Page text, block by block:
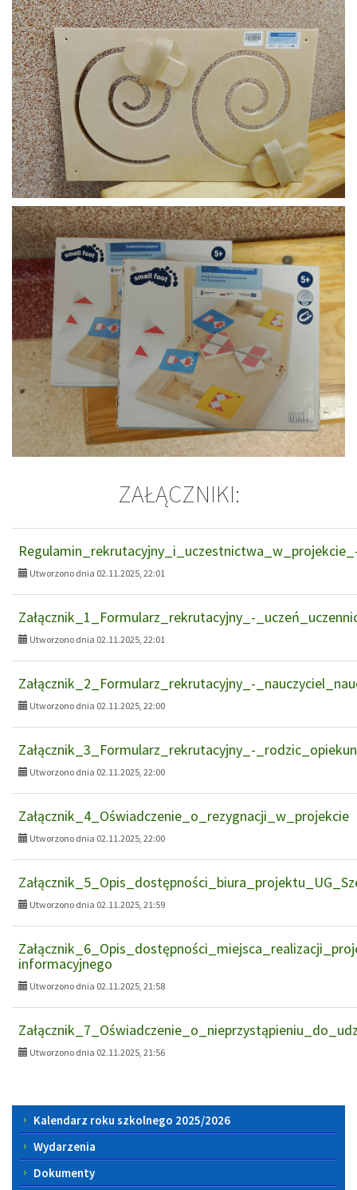
ZAŁĄCZNIKI:
Utworzono dnia 02.11.2025, 22:01
Załącznik_1_Formularz_rekrutacyjny_-
Utworzono dnia 02.11.2025, 22:01
Załącznik_2_Formularz_rekrutacyjny_-
Utworzono dnia 02.11.2025, 22:00
Załącznik_3_Formularz_rekrutacyjny_-
Utworzono dnia 02.11.2025, 22:00
Załącznik_4_Oświadczenie_o_rezygnacji_w_projekcie
Utworzono dnia 02.11.2025, 22:00
Utworzono dnia 02.11.2025, 21:59
informacyjnego
Utworzono dnia 02.11.2025, 21:58
Utworzono dnia 02.11.2025, 21:56
Menu
boczne
Kalendarz roku szkolnego 2025/2026
Wydarzenia
Dokumenty